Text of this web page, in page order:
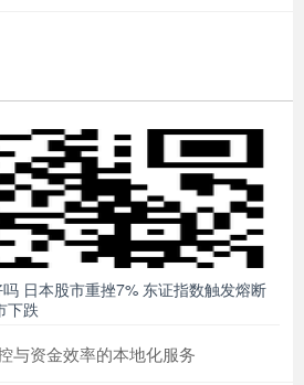
日本股市重挫7% 东证指数触发熔断
下跌
与资金效率的本地化服务